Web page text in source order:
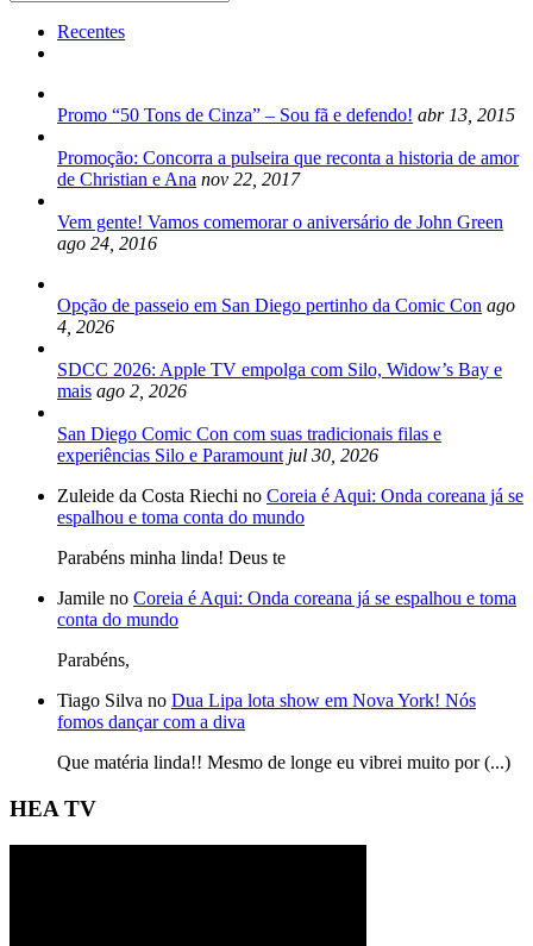
for:
Recentes
Promo “50 Tons de Cinza” – Sou fã e defendo! abr 13, 2015
Promoção: Concorra a pulseira que reconta a historia de amor
de Christian e Ana nov 22, 2017
Vem gente! Vamos comemorar o aniversário de John Green
ago 24, 2016
Opção de passeio em San Diego pertinho da Comic Con ago
4, 2026
SDCC 2026: Apple TV empolga com Silo, Widow’s Bay e
mais ago 2, 2026
San Diego Comic Con com suas tradicionais filas e
experiências Silo e Paramount jul 30, 2026
Zuleide da Costa Riechi no Coreia é Aqui: Onda coreana já se
espalhou e toma conta do mundo
Parabéns minha linda! Deus te
Jamile no Coreia é Aqui: Onda coreana já se espalhou e toma
conta do mundo
Parabéns,
Tiago Silva no Dua Lipa lota show em Nova York! Nós
fomos dançar com a diva
Que matéria linda!! Mesmo de longe eu vibrei muito por (...)
HEA TV